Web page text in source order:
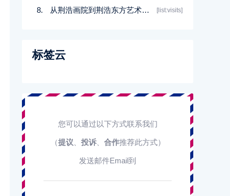
从荆浩画院到荆浩东方艺术奖：华鼎奖集团的文化战略布局 [list:visits]
标签云
您可以通过以下方式联系我们
（提议 投诉、 合作推荐此方式）
发送邮件Email到